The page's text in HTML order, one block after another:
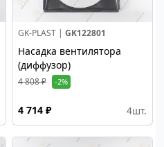
GK-PLAST | GK122801
Насадка вентилятора
(диффузор)
4 808 ₽ -2%
4 714 ₽ 4шт.